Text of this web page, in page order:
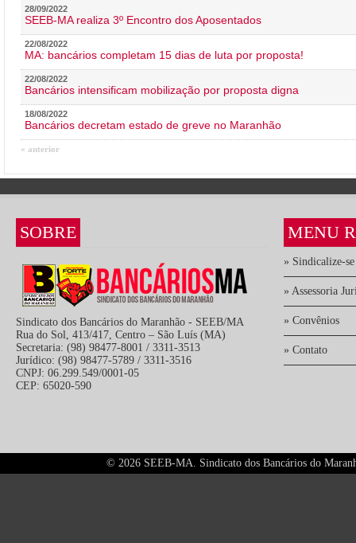
28/09/2022
SEEB-MA realiza 3º Encontro dos Aposentados
22/08/2022
MA: bancários completam 15 dias de luta por proposta!
22/08/2022
Bancários intensificam mobilização por proposta digna
18/08/2022
Bancários decretam estado de greve no Maranhão
« anterior
SOBRE
Sindicato dos Bancários do Maranhão - SEEB/MA
Rua do Sol, 413/417, Centro – São Luís (MA)
Secretaria: (98) 98477-8001 / 3311-3513
Jurídico: (98) 98477-5789 / 3311-3516
CNPJ: 06.299.549/0001-05
CEP: 65020-590
MENU
» Sindicalize-se
» Assessoria
» Convênios
» Contato
© 2026 SEEB-MA. Sindicato dos Bancários do